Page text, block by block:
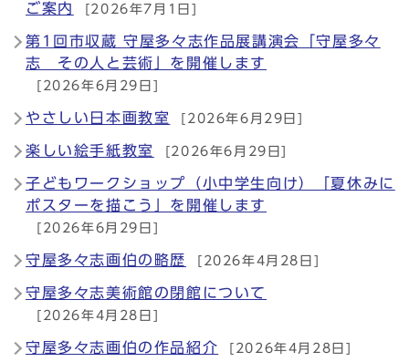
ご案内
[2026年7月1日]
第1回市収蔵 守屋多々志作品展講演会「守屋多々
志 その人と芸術」を開催します
[2026年6月29日]
やさしい日本画教室 [2026年6月29日]
楽しい絵手紙教室 [2026年6月29日]
子どもワークショップ（小中学生向け）「夏休みに
ポスターを描こう」を開催します
[2026年6月29日]
守屋多々志画伯の略歴 [2026年4月28日]
守屋多々志美術館の閉館について
[2026年4月28日]
守屋多々志画伯の作品紹介 [2026年4月28日]